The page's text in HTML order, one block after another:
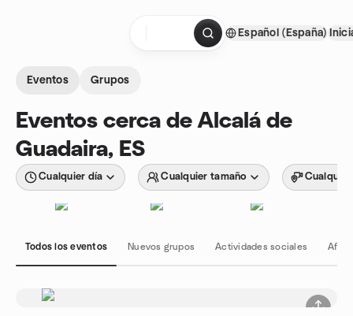
Español (España)
Eventos Grupos
Eventos cerca de Alcalá de
Guadaira, ES
Cualquier día Cualquier tamaño
Todos los eventos Nuevos grupos Actividades sociales